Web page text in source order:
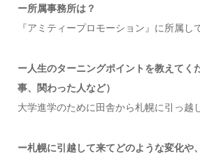
ー所属事務所は？
『アミティープロモーション』に所属し
ー人生のターニングポイントを教えてく
事、関わった人など）
大学進学のために田舎から札幌に引っ越
ー札幌に引越して来てどのような変化や